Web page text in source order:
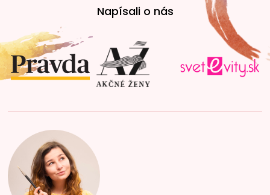
t
i
e
Napísali o nás